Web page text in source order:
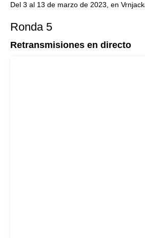
Del 3 al 13 de marzo de 2023, en
Ronda 5
Retransmisiones en directo